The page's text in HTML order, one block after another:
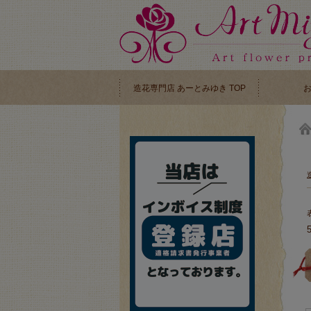
造花専門店 あーとみゆき TOP